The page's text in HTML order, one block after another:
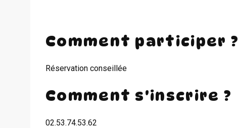
Comment participer ?
Réservation conseillée
Comment s'inscrire ?
02.53.74.53.62